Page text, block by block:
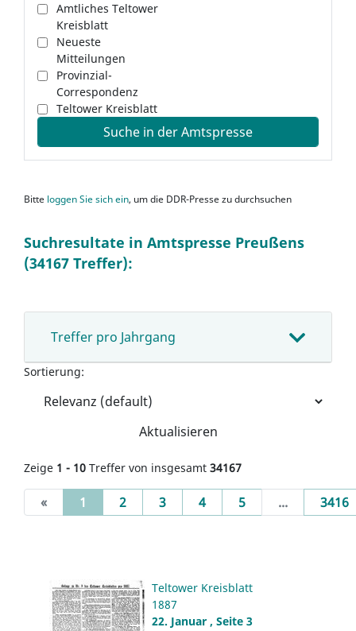
Amtliches Teltower
Kreisblatt
Neueste
Mitteilungen
Provinzial-
Correspondenz
Teltower Kreisblatt
Suche in der Amtspresse
Bitte loggen Sie sich ein, um die DDR-Presse zu durchsuchen
Suchresultate in Amtspresse Preußens
(34167 Treffer):
Treffer pro Jahrgang
Sortierung:
Aktualisieren
Zeige 1 - 10 Treffer von insgesamt 34167
« 1 (current)
2 3 4 5 ... 3416
Teltower Kreisblatt
1887
22. Januar , Seite 3